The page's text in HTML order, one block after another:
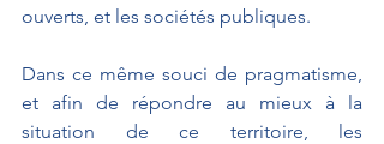
ouverts, et les sociétés publiques.
Dans ce même souci de pragmatisme,
et afin de répondre au mieux à la
situation de ce territoire, les